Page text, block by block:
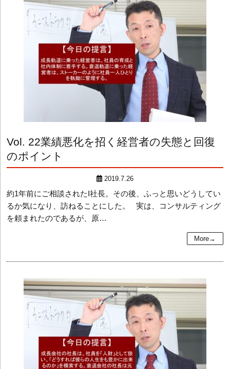
Vol. 22業績悪化を招く経営者の失態と回復
のポイント
2019.7.26
約1年前にご相談されたI社長。その後、ふっと思いどうしてい
るか気になり、訪ねることにした。 実は、コンサルティング
を頼まれたのであるが、原…
More→